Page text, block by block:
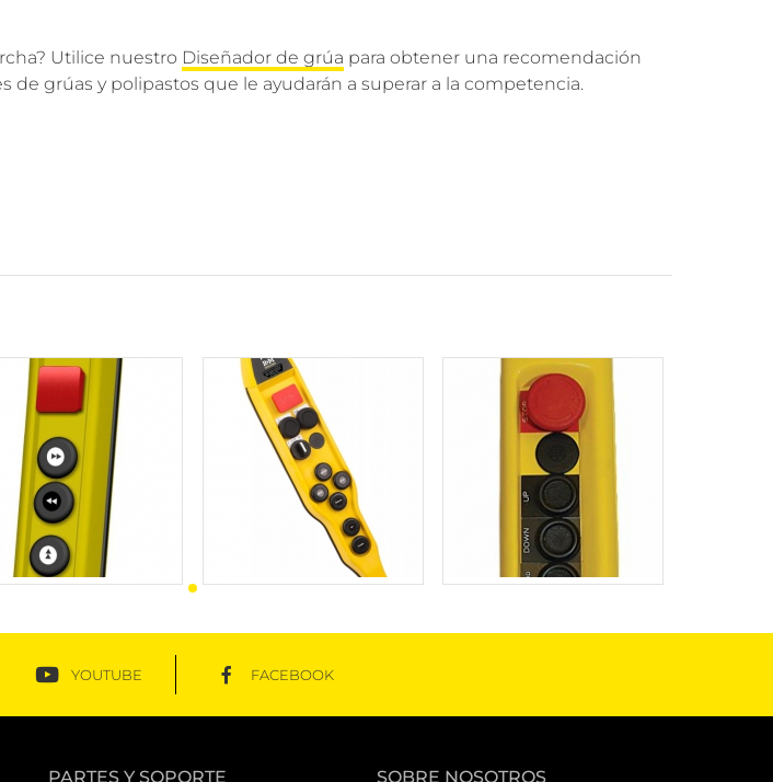
Utilice nuestro Diseñador de grúa para obtener una recomendación
grúas y polipastos que le ayudarán a superar a la competencia.
YOUTUBE FACEBOOK
PARTES Y SOPORTE SOBRE NOSOTROS